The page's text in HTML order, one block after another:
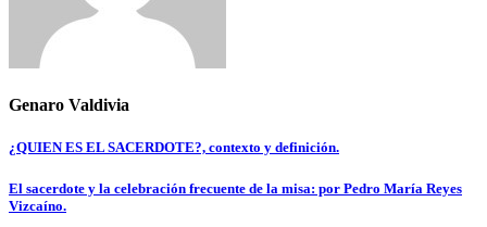
Genaro Valdivia
Navegación
de
entradas
¿QUIEN ES EL SACERDOTE?, contexto y definición.
El sacerdote y la celebración frecuente de la misa: por Pedro María Reyes
Vizcaíno.